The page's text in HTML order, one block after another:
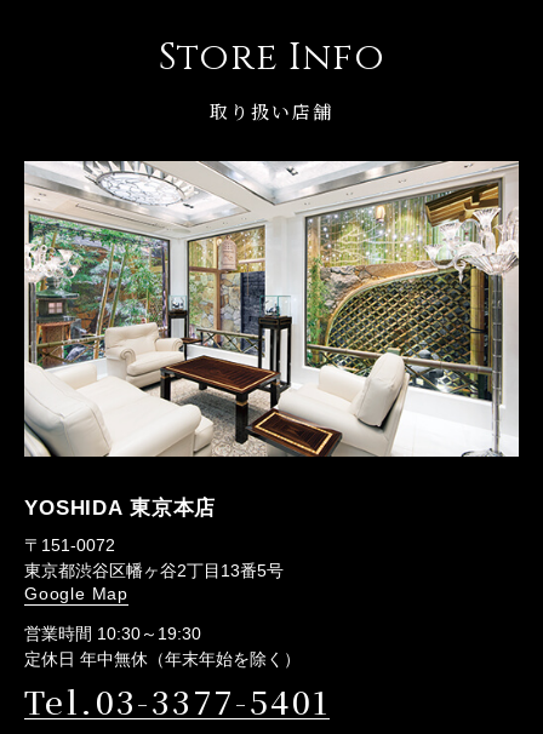
Store Info
取り扱い店舗
YOSHIDA 東京本店
〒151-0072
東京都渋谷区幡ヶ谷2丁目13番5号
Google Map
営業時間 10:30～19:30
定休日 年中無休（年末年始を除く）
Tel.03-3377-5401